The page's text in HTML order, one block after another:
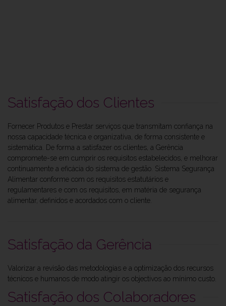
Satisfação dos Clientes
Fornecer Produtos e Prestar serviços que transmitam confiança na
nossa capacidade técnica e organizativa, de forma consistente e
sistemática. De forma a satisfazer os clientes, a Gerência
compromete-se em cumprir os requisitos estabelecidos, e melhorar
continuamente a eficácia do sistema de gestão. Sistema Segurança
Alimentar conforme com os requisitos estatutários e
regulamentares e com os requisitos, em matéria de segurança
alimentar, definidos e acordados com o cliente.
Satisfação da Gerência
Valorizar a revisão das metodologias e a optimização dos recursos
técnicos e humanos de modo atingir os objectivos ao mínimo custo.
Satisfação dos Colaboradores